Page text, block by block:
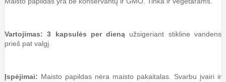
Vartojimas: 3 kapsulės per dieną užsigeriant stikline vandens
prieš pat valgį.
Įspėjimai: Maisto papildas nėra maisto pakaitalas. Svarbu įvairi ir